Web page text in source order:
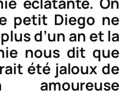
petit Diego ne
d’un an et la
nous dit que
été jaloux de
amoureuse